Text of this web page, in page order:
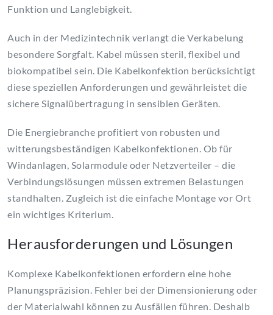
Funktion und Langlebigkeit.
Auch in der Medizintechnik verlangt die Verkabelung
besondere Sorgfalt. Kabel müssen steril, flexibel und
biokompatibel sein. Die Kabelkonfektion berücksichtigt
diese speziellen Anforderungen und gewährleistet die
sichere Signalübertragung in sensiblen Geräten.
Die Energiebranche profitiert von robusten und
witterungsbeständigen Kabelkonfektionen. Ob für
Windanlagen, Solarmodule oder Netzverteiler – die
Verbindungslösungen müssen extremen Belastungen
standhalten. Zugleich ist die einfache Montage vor Ort
ein wichtiges Kriterium.
Herausforderungen und Lösungen
Komplexe Kabelkonfektionen erfordern eine hohe
Planungspräzision. Fehler bei der Dimensionierung oder
der Materialwahl können zu Ausfällen führen. Deshalb